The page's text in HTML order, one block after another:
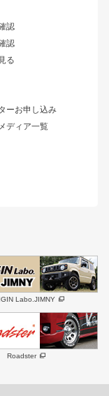
認
認
る
ーお申し込み
ディア一覧
パーツ
NEO
Labo.JIMNY
Roadster